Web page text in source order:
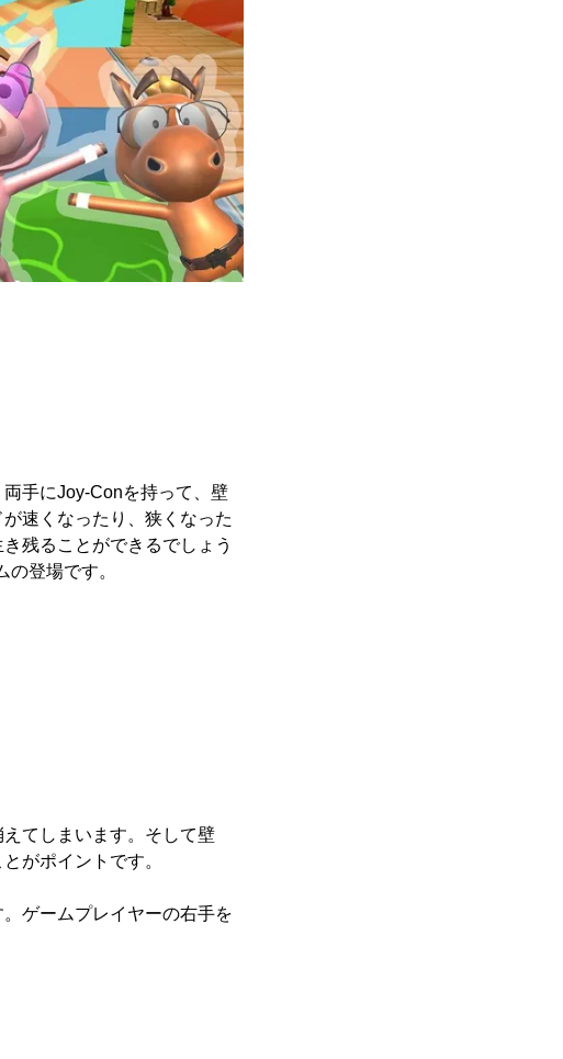
手にJoy-Conを持って、壁
速くなったり、狭くなった
残ることができるでしょう
登場です。
てしまいます。そして壁
がポイントです。
ゲームプレイヤーの右手を